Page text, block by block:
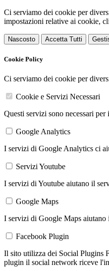
Ci serviamo dei cookie per
impostazioni relative ai cookie,
Nascosto Accetta Tutti
Cookie Policy
Ci serviamo dei cookie per
Cookie e Servizi Necessari
Questi servizi sono necessari
Google Analytics
I servizi di Google Analytics ci
Servizi Youtube
I servizi di Youtube aiutano il
Google Maps
I servizi di Google Maps
Facebook Plugin
Il sito utilizza dei Social Plugins
plugin il social network riceve